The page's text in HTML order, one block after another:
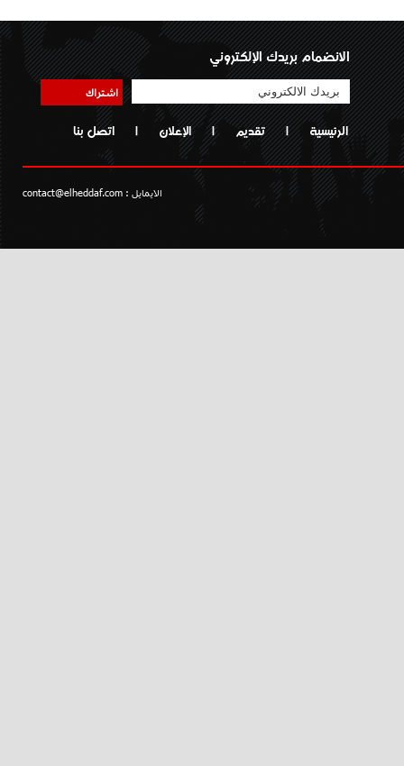
الانضمام بريدك الإلكتروني
اشتراك
الرئيسية | تقديم | الإعلان | اتصل بنا
الايمايل : contact@elheddaf.com